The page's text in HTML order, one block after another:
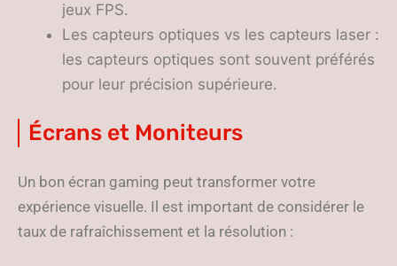
jeux FPS.
Les capteurs optiques vs les capteurs laser :
les capteurs optiques sont souvent préférés
pour leur précision supérieure.
Écrans et Moniteurs
Un bon écran gaming peut transformer votre
expérience visuelle. Il est important de considérer le
taux de rafraîchissement et la résolution :